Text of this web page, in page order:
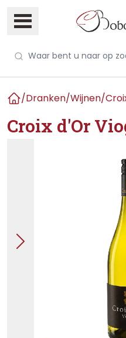
/Dranken/Wijnen/
Croix d'Or